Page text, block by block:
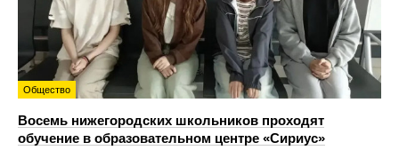
Общество
Восемь нижегородских школьников проходят
обучение в образовательном центре «Сириус»